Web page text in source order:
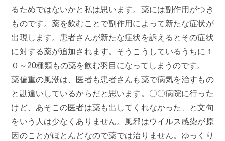
るためではないかと私は思います。薬には副作用がつき
ものです。薬を飲むことで副作用によって新たな症状が
出現します。患者さんが新たな症状を訴えるとその症状
に対する薬が追加されます。そうこうしているうちに１
０～20種類もの薬を飲む羽目になってしまうのです。
薬偏重の風潮は、医者も患者さんも薬で病気を治すもの
と勘違いしているからだと思います。〇〇病院に行った
けど、あそこの医者は薬も出してくれなかった、と文句
をいう人は少なくありません。風邪はウイルス感染が原
因のことがほとんどなので薬では治りません。ゆっくり